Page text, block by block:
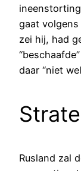
gaat volgens
zei hij, had
daar “niet
Rusland zal